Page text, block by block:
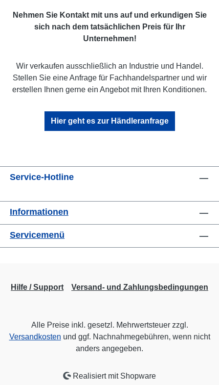
Nehmen Sie Kontakt mit uns auf und erkundigen Sie
sich nach dem tatsächlichen Preis für Ihr
Unternehmen!
Wir verkaufen ausschließlich an Industrie und Handel.
Stellen Sie eine Anfrage für Fachhandelspartner und wir
erstellen Ihnen gerne ein Angebot mit Ihren Konditionen.
Hier geht es zur Händleranfrage
Service-Hotline
Informationen
Servicemenü
Hilfe / Support Versand- und Zahlungsbedingungen
Alle Preise inkl. gesetzl. Mehrwertsteuer zzgl.
Versandkosten und ggf. Nachnahmegebühren, wenn nicht
anders angegeben.
Realisiert mit Shopware